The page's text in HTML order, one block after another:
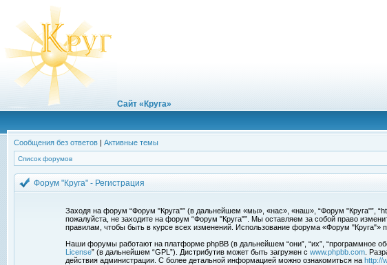
Сайт «Круга»
Сообщения без ответов | Активные темы
Список форумов
Форум "Круга" - Регистрация
Заходя на форум “Форум "Круга"” (в дальнейшем «мы», «нас», «наш», “Форум "Круга"”,
пожалуйста, не заходите на форум “Форум "Круга"”. Мы оставляем за собой право
правилам, чтобы быть в курсе всех изменений. Использование форума «Форум "Круга"»
Наши форумы работают на платформе phpBB (в дальнейшем “они”, “их”, “программное
License” (в дальнейшем “GPL”). Дистрибутив может быть загружен с www.phpbb.com .
действия администрации. С более детальной информацией можно ознакомиться на http://